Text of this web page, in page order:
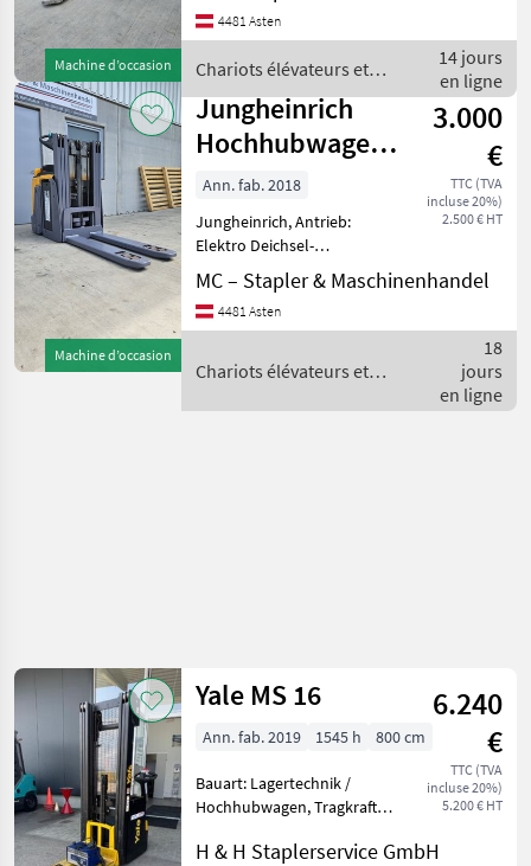
Machine d’occasion
Baujahr: 2003,
Hubgerüst: Standard
Freisich
4481 Asten
Chariots élévateurs et
techniques de stockage /
Linde
14 jours
en ligne
Machine d’occasion
Jungheinrich
Hochhubwagen
ERD 220,
Batterie 2023
3.000
€
TTC (TVA
incluse 20%)
2.500 € HT
Ann. fab. 2018
Jungheinrich, Antrieb:
Elektro Deichsel-
Hochhubwagen,
(Doppelstock) Typ: ERD
220, Arbeitsplattform,
Hubgerüst, Tragkraft am
MC – Stapler & Maschinenhandel
4481 Asten
Chariots élévateurs et
Jungheinrich
18
jours
en ligne
Yale MS 16
6.240
€
TTC (TVA
incluse 20%)
5.200 € HT
Ann. fab. 2019 1545 h 800 cm
Bauart: Lagertechnik /
Hochhubwagen, Tragkraft:
Bauhöhe: 2160mm,
H & H Staplerservice GmbH